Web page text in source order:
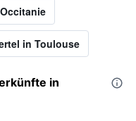
in Toulouse
in